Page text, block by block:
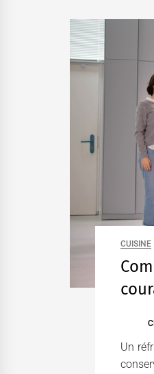
CUISINE
Un